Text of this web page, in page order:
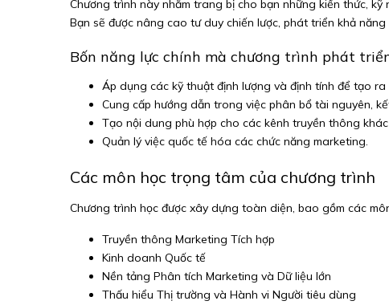
Chương trình này nhằm trang bị cho bạn những kiến thức,
Bạn sẽ được nâng cao tư duy chiến lược, phát triển khả
Bốn năng lực chính mà chương trình phát
Áp dụng các kỹ thuật định lượng và định tính để tạo
Cung cấp hướng dẫn trong việc phân bổ tài nguyên,
Tạo nội dung phù hợp cho các kênh truyền thông
Quản lý việc quốc tế hóa các chức năng marketing.
Các môn học trọng tâm của chương trình
Chương trình học được xây dựng toàn diện, bao gồm các
Truyền thông Marketing Tích hợp
Kinh doanh Quốc tế
Nền tảng Phân tích Marketing và Dữ liệu lớn
Thấu hiểu Thị trường và Hành vi Người tiêu dùng